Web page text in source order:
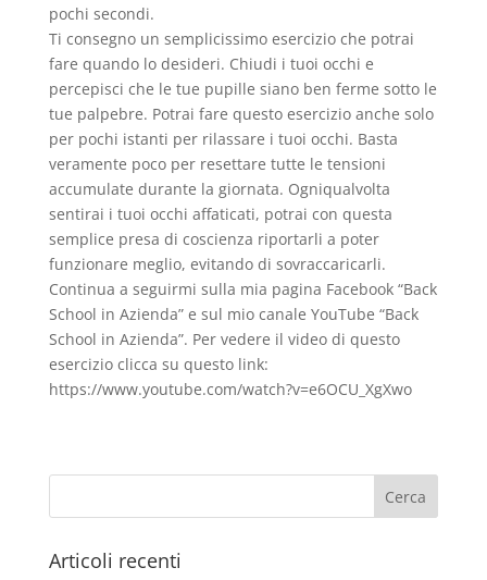
pochi secondi.
Ti consegno un semplicissimo esercizio che potrai
fare quando lo desideri. Chiudi i tuoi occhi e
percepisci che le tue pupille siano ben ferme sotto le
tue palpebre. Potrai fare questo esercizio anche solo
per pochi istanti per rilassare i tuoi occhi. Basta
veramente poco per resettare tutte le tensioni
accumulate durante la giornata. Ogniqualvolta
sentirai i tuoi occhi affaticati, potrai con questa
semplice presa di coscienza riportarli a poter
funzionare meglio, evitando di sovraccaricarli.
Continua a seguirmi sulla mia pagina Facebook “Back
School in Azienda” e sul mio canale YouTube “Back
School in Azienda”. Per vedere il video di questo
esercizio clicca su questo link:
https://www.youtube.com/watch?v=e6OCU_XgXwo
Articoli recenti